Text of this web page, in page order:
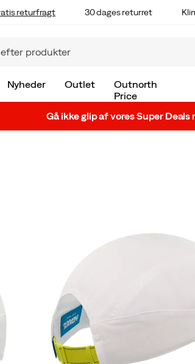
returfragt 30 dages returret
Nyheder Outlet
Outnorth
Price
Gå ikke glip af vores Super